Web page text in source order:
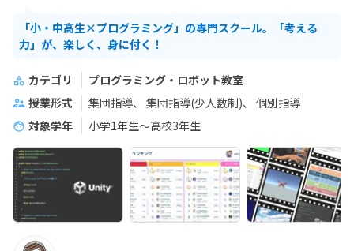
「小・中高生×プログラミング」の専門スクール。「考える
力」が、楽しく、身に付く！
カテゴリ
プログラミング・ロボット教室
授業形式
集団指導 集団指導(少人数制)
個別指導
対象学年
小学1年生～高校3年生